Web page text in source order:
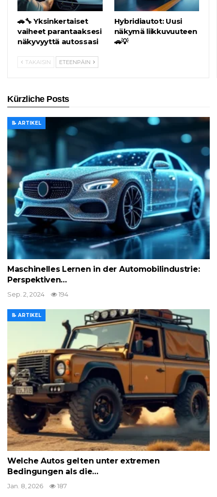
🚗🔧 Yksinkertaiset
vaiheet parantaaksesi
näkyvyyttä autossasi
Hybridiautot: Uusi
näkymä liikkuvuuteen
🚗💡
TAKAISIN ETEENPÄIN
Kürzliche Posts
📝 ARTIKEL
Maschinelles Lernen in der Automobilindustrie:
Perspektiven…
Sep. 2, 2024 194
📝 ARTIKEL
Welche Autos gelten unter extremen
Bedingungen als die…
Jan. 8, 2026 187